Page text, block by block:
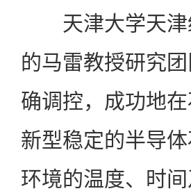
天津大学天津
的马雷教授研究
确调控，成功地
新型稳定的半导
环境的温度、时